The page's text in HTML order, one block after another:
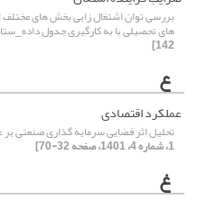
بررسی توان اشتغال زایی بخش های
های تحصیلی با به کارگیری جدول
142]
ع
عملکرد اقتصادی
تحلیل اثر فضایی سرمایه گذاری صنعتی
1، شماره 4، 1401، صفحه 32-70]
غ